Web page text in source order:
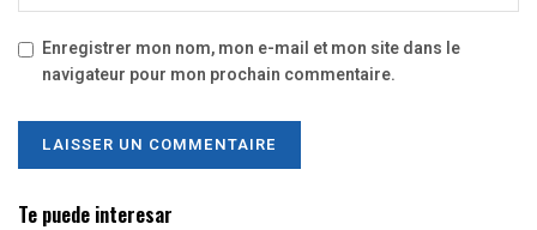
Enregistrer mon nom, mon e-mail et mon site dans le
navigateur pour mon prochain commentaire.
Te puede interesar